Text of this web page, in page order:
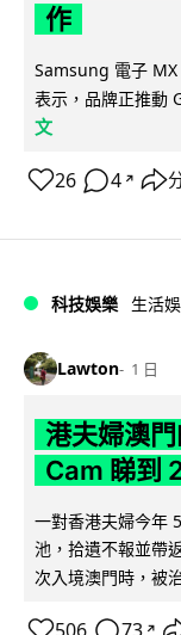
作
Samsung 電子 MX
表示，品牌正推動
文
26 4 ↗
科技娛樂 生活
Lawton 1 日
港夫婦澳
Cam 睇到
一對香港夫婦今年
池，拾遺不報並帶
次入境澳門時，被
↗